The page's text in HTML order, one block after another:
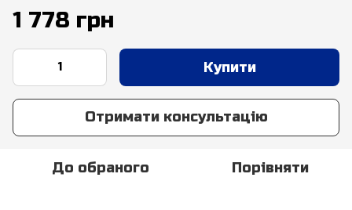
1 778 грн
Купити
Отримати консультацію
До обраного Порівняти